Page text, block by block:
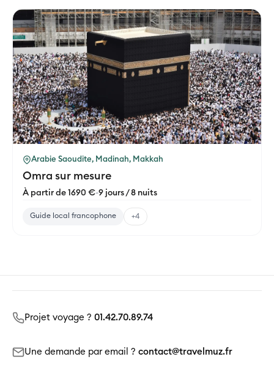
Arabie Saoudite, Madinah, Makkah
Omra sur mesure
À partir de 1690 €-9 jours / 8 nuits
Guide local francophone +4
Projet voyage ? 01.42.70.89.74
Une demande par email ? contact@travelmuz.fr